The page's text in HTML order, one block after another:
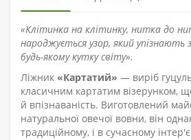
«Клітинка на клітинку, нитка до
народжується узор, який упізнають
будь-якому кутку світу».
Ліжник «Картатий» — виріб
класичним картатим візерунком,
й впізнаваність. Виготовлений
натуральної овечої вовни, він
традиційному, і в сучасному